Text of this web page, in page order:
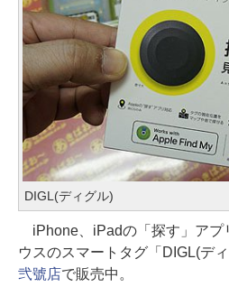
DIGL(ディグル)
iPhone、iPadの「探す」アプ
ウスのスマートタグ「DIGL(ディ
弐號店で販売中。